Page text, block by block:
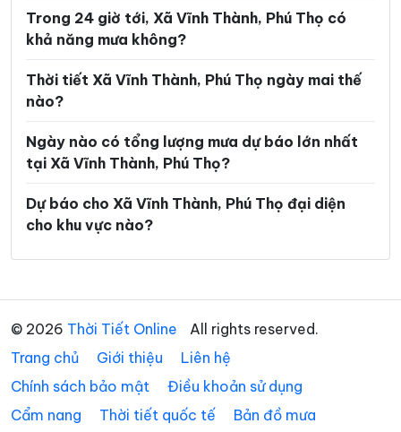
Xã Hội Thịnh Xã Hợp Kim
Xã Hợp Lý
Xã Hương Cần Xã Hy Cương
Xã Khả Cửu Xã Kim Bôi
Xã Lạc Lương Xã Lạc Sơn
Xã Lâm Thao
Xã Liên Châu Xã Liên Hòa
Xã Liên Minh Xã Liên Sơn
Xã Long Cốc Xã Lương Sơn
Xã Mai Châu Xã Mai Hạ
Trong 24 giờ tới, Xã Vĩnh Thành, Phú Thọ có
khả năng mưa không?
Thời tiết Xã Vĩnh Thành, Phú Thọ ngày mai thế
nào?
Ngày nào có tổng lượng mưa dự báo lớn nhất
tại Xã Vĩnh Thành, Phú Thọ?
Dự báo cho Xã Vĩnh Thành, Phú Thọ đại diện
cho khu vực nào?
© 2026 Thời Tiết Online
All rights reserved.
Trang chủ
Giới thiệu
Liên hệ
Chính sách bảo mật
Điều khoản sử dụng
Cẩm nang
Thời tiết quốc tế Bản đồ mưa